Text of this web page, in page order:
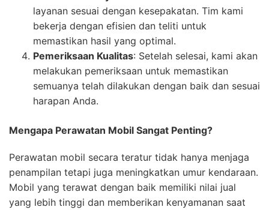
layanan sesuai dengan kesepakatan. Tim kami
bekerja dengan efisien dan teliti untuk
memastikan hasil yang optimal.
Pemeriksaan Kualitas: Setelah selesai, kami akan
melakukan pemeriksaan untuk memastikan
semuanya telah dilakukan dengan baik dan sesuai
harapan Anda.
Mengapa Perawatan Mobil Sangat Penting?
Perawatan mobil secara teratur tidak hanya menjaga
penampilan tetapi juga meningkatkan umur kendaraan.
Mobil yang terawat dengan baik memiliki nilai jual
yang lebih tinggi dan memberikan kenyamanan saat